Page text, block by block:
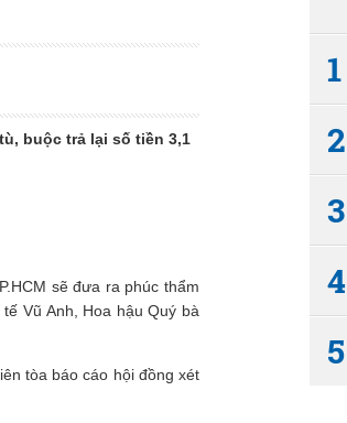
buộc trả lại số tiền 3,1
sẽ đưa ra phúc thẩm
Vũ Anh, Hoa hậu Quý bà
tòa báo cáo hội đồng xét
1
2
3
4
5